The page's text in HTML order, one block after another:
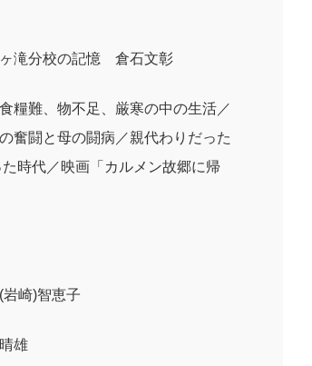
滝分校の記憶 倉石文彰
糧難、物不足、厳寒の中の生活／
奮闘と母の闘病／親代わりだった
時代／映画「カルメン故郷に帰
崎)智恵子
雄